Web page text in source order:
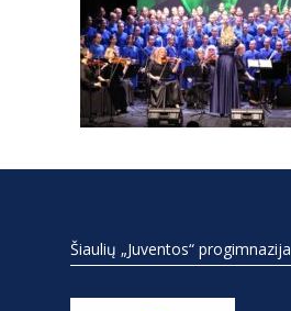
Šiaulių „Juventos“ progimnazija